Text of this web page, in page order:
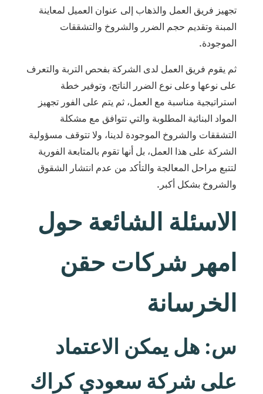
تجهيز فريق العمل والذهاب إلى عنوان العميل لمعاينة
المبنة وتقديم حجم الضرر والشروخ والتشققات
الموجودة.
ثم يقوم فريق العمل لدى الشركة بفحص التربة والتعرف
على نوعها وعلى نوع الضرر الناتج، وتوفير خطة
استراتيجية مناسبة مع العمل، ثم يتم على الفور تجهيز
المواد البنائية المطلوبة والتي تتوافق مع مشكلة
التشققات والشروخ الموجودة لدينا، ولا تتوقف مسؤولية
الشركة على هذا العمل، بل أنها تقوم بالمتابعة الفورية
لتتبع مراحل المعالجة والتأكد من عدم انتشار الشقوق
والشروخ بشكل أكبر.
الاسئلة الشائعة حول
امهر شركات حقن
الخرسانة
س: هل يمكن الاعتماد
على شركة سعودي كراك